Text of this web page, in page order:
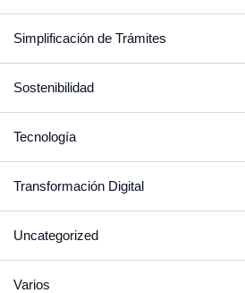
Simplificación de Trámites
Sostenibilidad
Tecnología
Transformación Digital
Uncategorized
Varios